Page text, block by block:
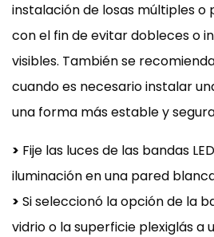
instalación de losas múltiples o
con el fin de evitar dobleces o
visibles. También se
cuando es necesario instalar
una forma más estable y
> Fije las luces de las bandas
iluminación en una pared
> Si seleccionó la opción de la
vidrio o la superficie plexiglás a